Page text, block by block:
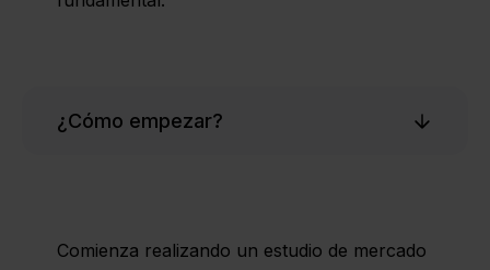
¿Cómo empezar?
Comienza realizando un estudio de mercado